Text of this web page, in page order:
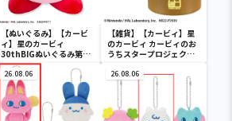
【ぬいぐるみ】【カービ
ィ】星のカービィ
30thBIGぬいぐるみ第二
弾
【雑貨】【カービィ】星
のカービィ カービィのお
うちスタープロジェクタ
26.08.06 26.08.06